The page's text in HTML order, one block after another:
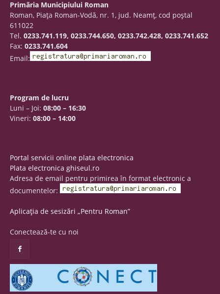
Primăria Municipiului Roman
Roman, Piaţa Roman-Vodă, nr. 1, jud. Neamţ, cod poştal
611022
Tel. 0233.741.119, 0233.744.650, 0233.742.428, 0233.741.652
Fax: 0233.741.604
Email:
Program de lucru
Luni – Joi: 08:00 – 16:30
Vineri: 08:00 – 14:00
Portal servicii online plata electronica
Plata electronica ghiseul.ro
Adresa de email pentru primirea în format electronic a
documentelor:
Aplicația de sesizări „Pentru Roman”
Conectează-te cu noi